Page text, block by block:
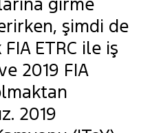
şimdi de
ETRC ile iş
2019 FIA
2019